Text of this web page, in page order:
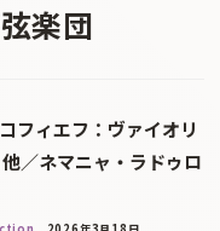
楽団
コフィエフ：ヴァイオリ
／ネマニャ・ラドゥロ